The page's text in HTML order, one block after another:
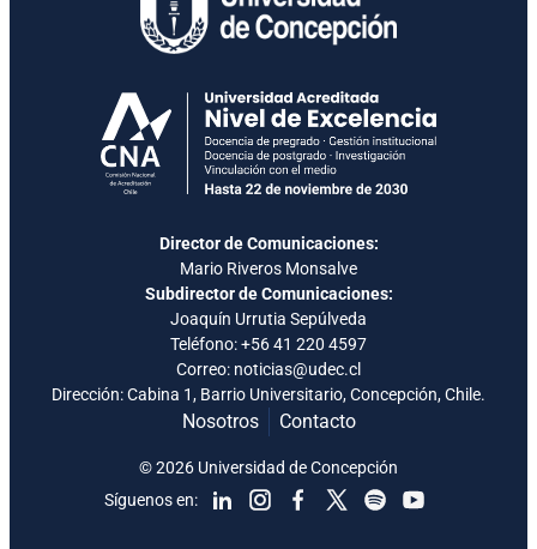
Director de Comunicaciones:
Mario Riveros Monsalve
Subdirector de Comunicaciones:
Joaquín Urrutia Sepúlveda
Teléfono:+56 41 220 4597
Correo: noticias@udec.cl
Dirección: Cabina 1, Barrio Universitario, Concepción, Chile.
Nosotros Contacto
Síguenos en:
© 2026 Universidad de Concepción